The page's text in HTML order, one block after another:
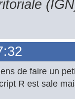
de faire un
R est sale